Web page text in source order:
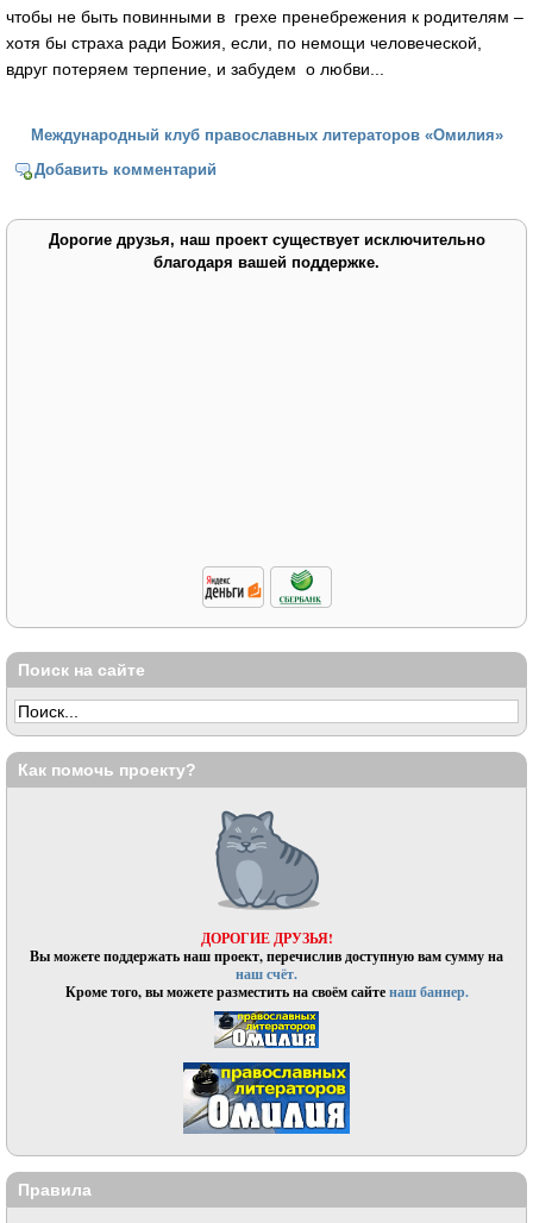
чтобы не быть повинными в грехе пренебрежения к родителям –
хотя бы страха ради Божия, если, по немощи человеческой,
вдруг потеряем терпение, и забудем о любви...
Международный клуб православных литераторов «Омилия»
Добавить комментарий
Дорогие друзья, наш проект существует исключительно
благодаря вашей поддержке.
Поиск на сайте
Как помочь проекту?
ДОРОГИЕ ДРУЗЬЯ!
Вы можете поддержать наш проект, перечислив доступную вам сумму на
наш счёт.
Кроме того, вы можете разместить на своём сайтенаш баннер.
Правила